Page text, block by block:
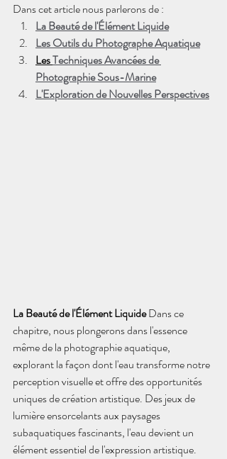
Dans cet article nous parlerons de :
La Beauté de l'Élément Liquide
Les Outils du Photographe Aquatique
Les Techniques Avancées de
Photographie Sous-Marine
L'Exploration de Nouvelles Perspectives
La Beauté de l'Élément Liquide Dans ce
chapitre, nous plongerons dans l'essence
même de la photographie aquatique,
explorant la façon dont l'eau transforme notre
perception visuelle et offre des opportunités
uniques de création artistique. Des jeux de
lumière ensorcelants aux paysages
subaquatiques fascinants, l'eau devient un
élément essentiel de l'expression artistique.